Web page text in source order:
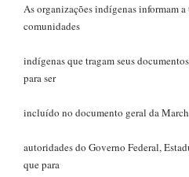
As organizações indígenas informam a
comunidades
indígenas que tragam seus
para ser
incluído no documento geral da
autoridades do Governo Federal,
que para